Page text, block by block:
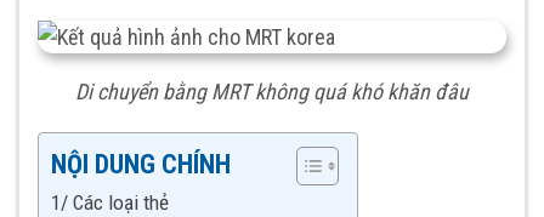
Di chuyển bằng MRT không quá khó khăn đâu
NỘI DUNG CHÍNH
1/ Các loại thẻ